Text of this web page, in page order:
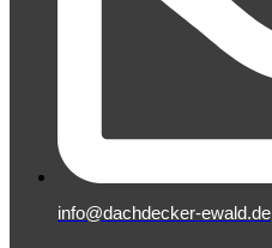
info@dachdecker-ewald.de